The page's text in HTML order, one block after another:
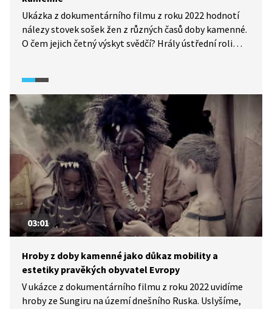
Ukázka z dokumentárního filmu z roku 2022 hodnotí
nálezy stovek sošek žen z různých časů doby kamenné.
O čem jejich četný výskyt svědčí? Hrály ústřední roli
v Německu, kde jsou ideální podmínky pro uchování
pravěkých předmětů. Archeolog přichází s možným
výkladem významu této sošky, která má jako mnoho
jiných očko na zavěšení.
03:01
Hroby z doby kamenné jako důkaz mobility a
estetiky pravěkých obyvatel Evropy
V ukázce z dokumentárního filmu z roku 2022 uvidíme
hroby ze Sungiru na území dnešního Ruska. Uslyšíme,